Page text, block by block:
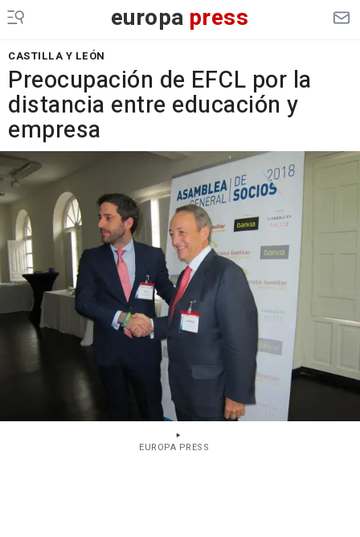
europa press
CASTILLA Y LEÓN
Preocupación de EFCL por la
distancia entre educación y
empresa
EUROPA PRESS